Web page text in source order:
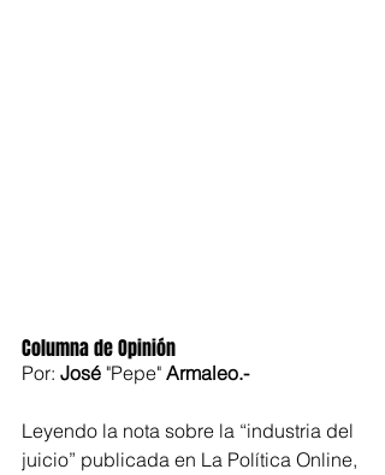
Columna de Opinión
Por: José "Pepe" Armaleo.-
Leyendo la nota sobre la “industria del
juicio” publicada en La Política Online,